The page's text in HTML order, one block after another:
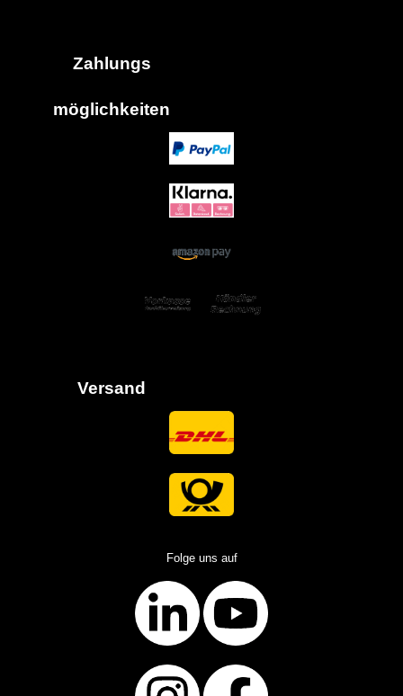
Zahlungs
möglich keiten
Versand
Folge uns auf